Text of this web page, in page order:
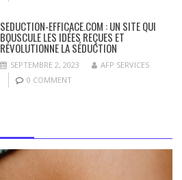
SEDUCTION-EFFICACE.COM : UN SITE QUI
BOUSCULE LES IDÉES REÇUES ET
RÉVOLUTIONNE LA SÉDUCTION
SEPTEMBRE 2, 2023
AFP SERVICES
0 COMMENT